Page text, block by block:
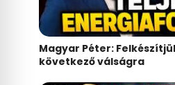
Magyar Péter:
következő válságra